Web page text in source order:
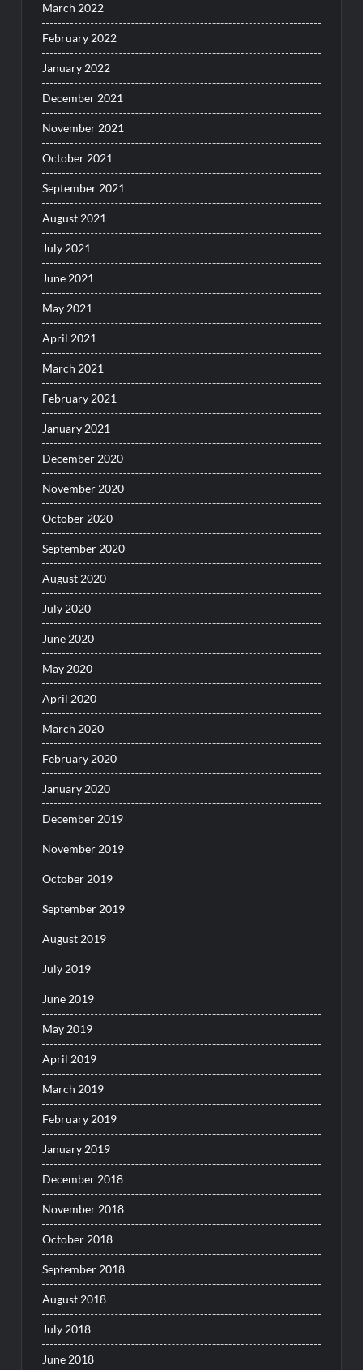
March 2022
February 2022
January 2022
December 2021
November 2021
October 2021
September 2021
August 2021
July 2021
June 2021
May 2021
April 2021
March 2021
February 2021
January 2021
December 2020
November 2020
October 2020
September 2020
August 2020
July 2020
June 2020
May 2020
April 2020
March 2020
February 2020
January 2020
December 2019
November 2019
October 2019
September 2019
August 2019
July 2019
June 2019
May 2019
April 2019
March 2019
February 2019
January 2019
December 2018
November 2018
October 2018
September 2018
August 2018
July 2018
June 2018